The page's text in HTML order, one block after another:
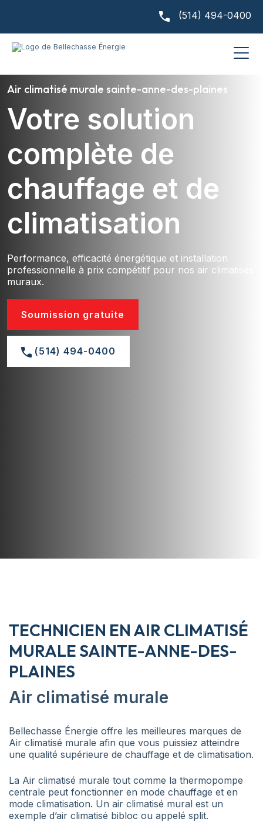
(514) 494-0400
Air climatisé murale sainte-anne-des-plaines
Votre solution
complète de
chauffage et de
climatisation
Performance, efficacité énergétique et installation
professionnelle à prix compétitif pour nos air climatisés
muraux.
Soumission gratuite
(514) 494-0400
TECHNICIEN EN AIR CLIMATISÉ
MURALE SAINTE-ANNE-DES-
PLAINES
Air climatisé murale
Bellechasse Énergie offre les meilleures marques de
Air climatisé murale afin que vous puissiez atteindre
une qualité supérieure de chauffage et de climatisation.
La Air climatisé murale tout comme la thermopompe
centrale peut fonctionner en mode chauffage et en
mode climatisation. Un air climatisé mural est un
exemple d’air climatisé bibloc ou appelé split.